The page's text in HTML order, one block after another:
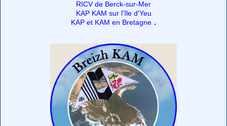
RICV de Berck-sur-Mer
KAP KAM sur l'île d'Yeu
KAP et KAM en Bretagne .